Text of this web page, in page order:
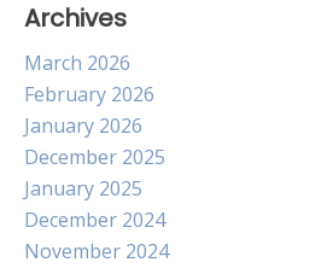
Archives
March 2026
February 2026
January 2026
December 2025
January 2025
December 2024
November 2024